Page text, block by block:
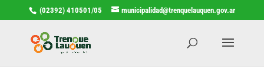
(02392) 410501/05 municipalidad@trenquelauquen.gov.ar